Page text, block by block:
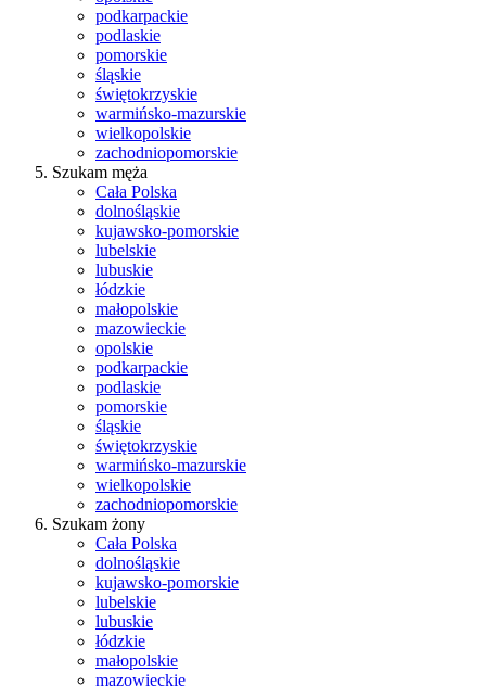
podkarpackie
podlaskie
pomorskie
śląskie
świętokrzyskie
warmińsko-mazurskie
wielkopolskie
zachodniopomorskie
Szukam męża
Cała Polska
dolnośląskie
kujawsko-pomorskie
lubelskie
lubuskie
łódzkie
małopolskie
mazowieckie
opolskie
podkarpackie
podlaskie
pomorskie
śląskie
świętokrzyskie
warmińsko-mazurskie
wielkopolskie
zachodniopomorskie
Szukam żony
Cała Polska
dolnośląskie
kujawsko-pomorskie
lubelskie
lubuskie
łódzkie
małopolskie
mazowieckie